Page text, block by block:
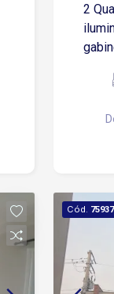
2 Quartos Sala de
iluminada
em
Cód.